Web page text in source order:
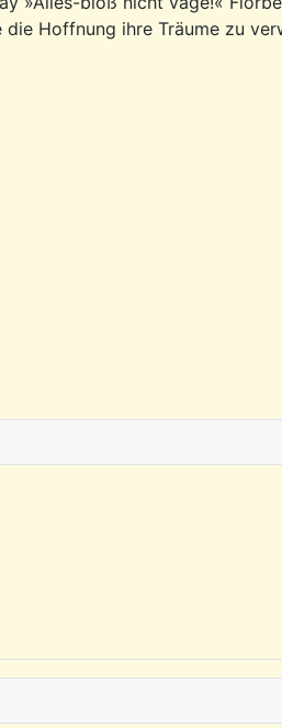
Hoffnung ihre Träume zu